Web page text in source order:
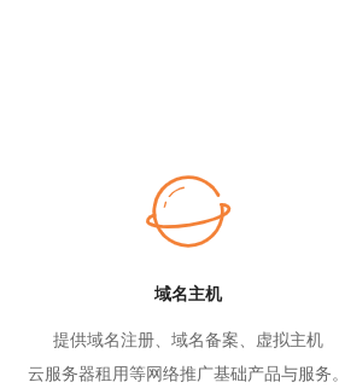
域名主机
提供域名注册、域名备案、虚拟主机
云服务器租用等网络推广基础产品与服务。